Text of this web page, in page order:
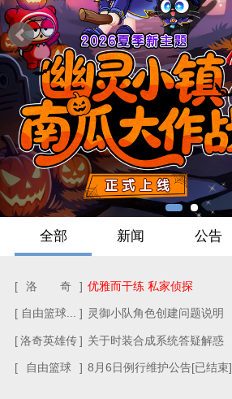
全部 新闻 公告
洛 奇 优雅而干练 私家侦探
自由篮球... 灵御小队角色创建问题说明
洛奇英雄传 关于时装合成系统答疑解惑
自由篮球 8月6日例行维护公告[已结束]